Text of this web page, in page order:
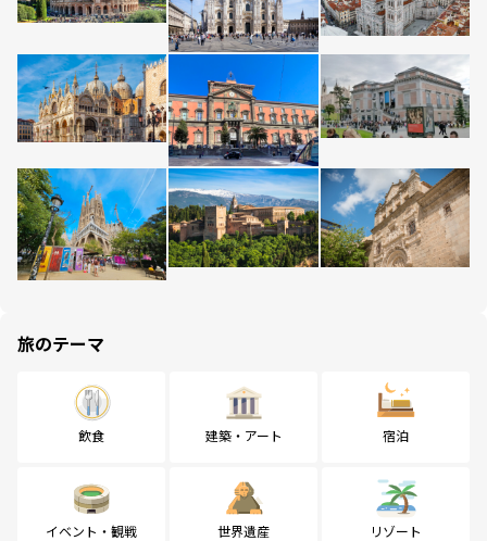
旅のテーマ
飲食 建築・アート 宿泊
イベント・観戦 世界遺産 リゾート